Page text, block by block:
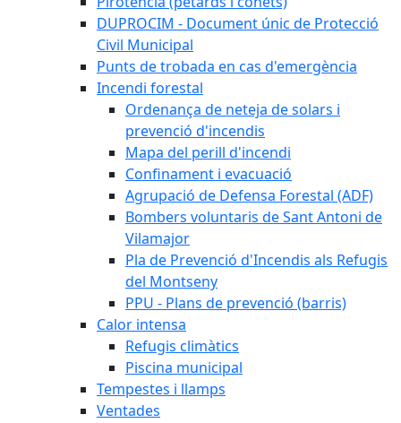
DUPROCIM - Document únic de Protecció
Civil Municipal
Punts de trobada en cas d'emergència
Incendi forestal
Ordenança de neteja de solars i
prevenció d'incendis
Mapa del perill d'incendi
Confinament i evacuació
Agrupació de Defensa Forestal (ADF)
Bombers voluntaris de Sant Antoni de
Vilamajor
Pla de Prevenció d'Incendis als Refugis
del Montseny
PPU - Plans de prevenció (barris)
Calor intensa
Refugis climàtics
Piscina municipal
Tempestes i llamps
Ventades